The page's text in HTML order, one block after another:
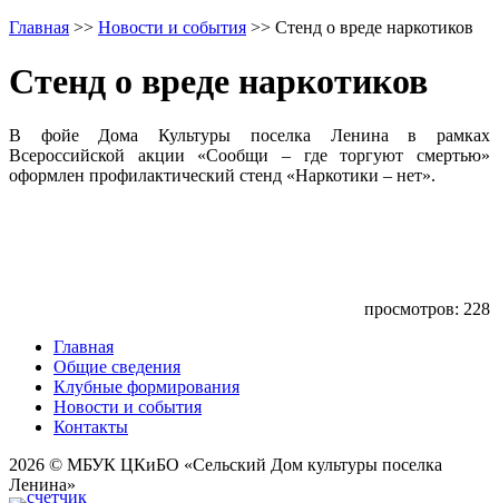
Главная >> Новости и события >> Стенд о вреде наркотиков
Стенд о вреде наркотиков
В фойе Дома Культуры поселка Ленина в рамках
Всероссийской акции «Сообщи – где торгуют смертью»
оформлен профилактический стенд «Наркотики – нет».
просмотров: 228
Главная
Общие сведения
Клубные формирования
Новости и события
Контакты
2026 © МБУК ЦКиБО «Сельский Дом культуры поселка
Ленина»